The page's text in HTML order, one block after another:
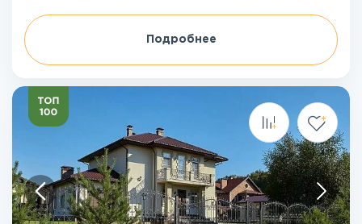
Подробнее